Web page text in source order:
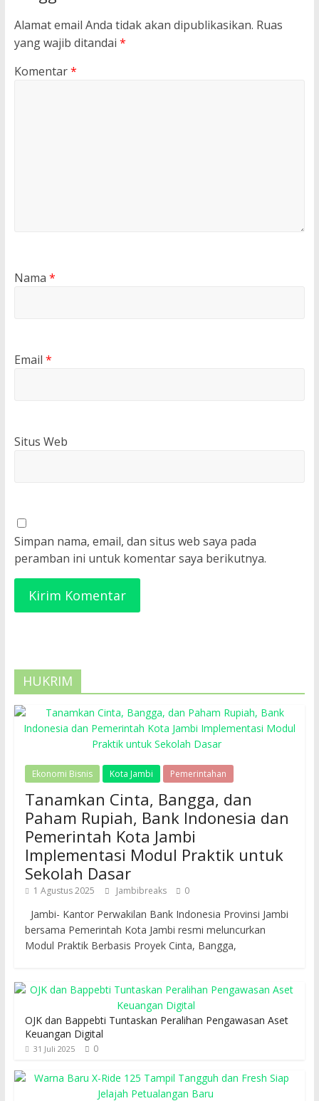
Alamat email Anda tidak akan dipublikasikan. Ruas
yang wajib ditandai *
Komentar*
Nama *
Email *
Situs Web
Simpan nama, email, dan situs web saya pada
peramban ini untuk komentar saya berikutnya.
HUKRIM
Ekonomi Bisnis Kota Jambi Pemerintahan
Tanamkan Cinta, Bangga, dan
Paham Rupiah, Bank Indonesia dan
Pemerintah Kota Jambi
Implementasi Modul Praktik untuk
Sekolah Dasar
1 Agustus 2025 Jambibreaks 0
Jambi- Kantor Perwakilan Bank Indonesia Provinsi Jambi
bersama Pemerintah Kota Jambi resmi meluncurkan
Modul Praktik Berbasis Proyek Cinta, Bangga,
OJK dan Bappebti Tuntaskan Peralihan Pengawasan Aset
Keuangan Digital
31 Juli 2025 0